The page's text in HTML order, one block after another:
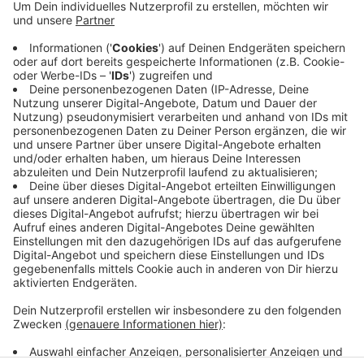
Die Preußen spielen zu Hause gegen den 1. FC Kaan
Marienborn aus Siegen. Stadionsprecher Martin
Kehrenberg aus Ascheberg hofft auf einen Heimsieg
gegen einen schweren Gegner, der nicht umsonst
aufgestiegen ist. Preußen Münster gegen den 1. FC
Kaan Marienborn. Anpfiff im Preußenstadion in
Münster ist heute um 14 Uhr.
Anzeige
Anzeige